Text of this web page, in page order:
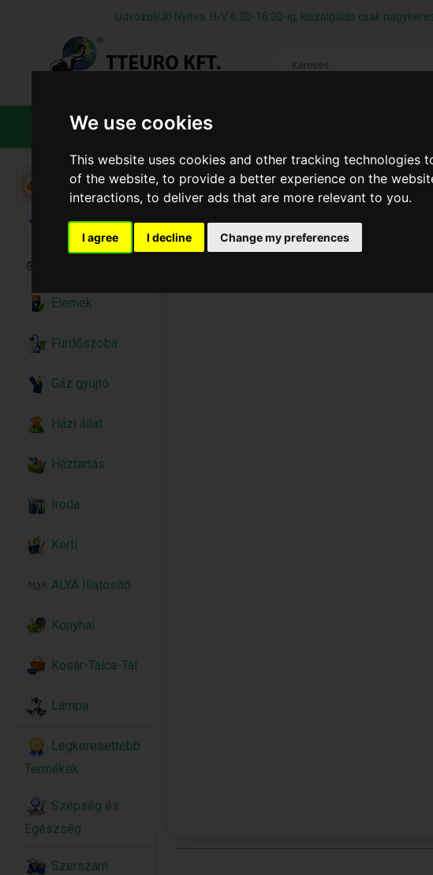
We use cookies
This website uses cookies and other tracking
of the website,to provide a better experience on the
interactions,to deliver ads that are more relevant to you.
I agree I decline Change my preferences
Üdvözöljük! Nyitva: H-V 6:30-16:30-ig, kiszolgálás csak
TERMÉKEK
Akció
Alkalmi Kellékek
Elemek
Fürdőszoba
Gáz gyujtó
Házi állat
Háztartás
Iroda
Kerti
ALYA Illatosító
Konyhai
Kosár-Tálca-Tál
Lámpa
Legkeresettebb
Termékek
Szépség és
Egészség
Szerszám